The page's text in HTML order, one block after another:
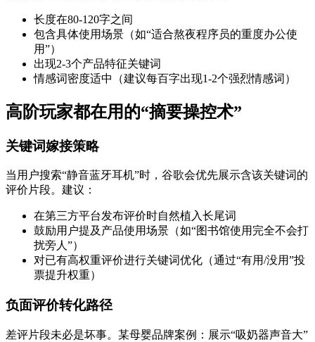
长度在80-120字之间
包含具体使用场景（如“适合熬夜程序员的重度办公使
用”）
出现2-3个产品特征关键词
情感词密度适中（建议每百字出现1-2个强烈情感词）
高阶玩家都在用的“摘要操控术”
关键词嫁接策略
当用户搜索“静音蓝牙耳机”时，谷歌会优先展示含该关键词的
评价片段。建议：
在第三方平台发布评价时自然植入长尾词
鼓励用户提及产品使用场景（如“图书馆使用完全不会打
扰旁人”）
对已有高权重评价进行关键词优化（通过“有用/没用”投
票提升权重）
负面评价转化路径
差评片段未必是坏事。某母婴品牌案例：展示“吸奶器声音大”